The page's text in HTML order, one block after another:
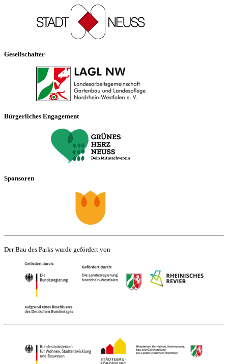
Gesellschafter
Bürgerliches Engagement
Sponsoren
Der Bau des Parks wurde gefördert von